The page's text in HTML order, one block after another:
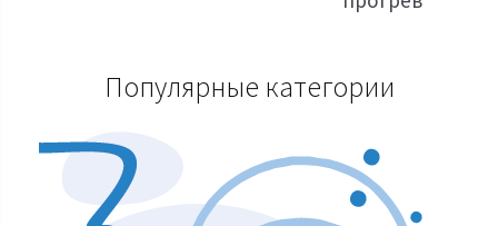
Популярные категории